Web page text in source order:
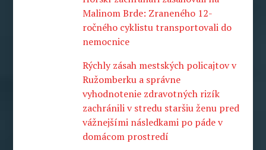
Malinom Brde: Zraneného 12-
ročného cyklistu transportovali do
nemocnice
Rýchly zásah mestských policajtov v
Ružomberku a správne
vyhodnotenie zdravotných rizík
zachránili v stredu staršiu ženu pred
vážnejšími následkami po páde v
domácom prostredí